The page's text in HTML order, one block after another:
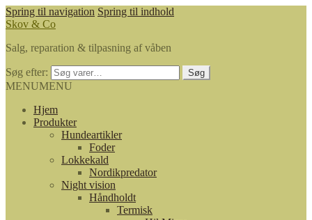
Spring til navigation Spring til indhold
Skov & Co
Salg, reparation & tilpasning af våben
Søg efter: Søg
MENUMENU
Hjem
Produkter
Hundeartikler
Foder
Lokkekald
Nordikpredator
Night vision
Håndholdt
Termisk